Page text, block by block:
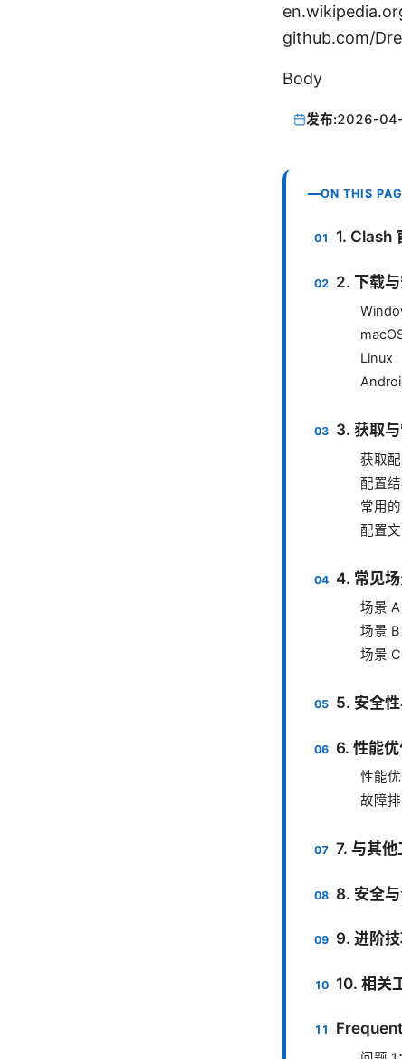
github.com/
Body
发布:2026-
ON THIS
1. Clash
2. 下载与
Linux
3. 获取
获取
配置
常用
配置
4. 常见
场景
场景
场景
5. 安全
6. 性能
性能
故障
7. 与其
8. 安全
9. 进阶
10. 相关